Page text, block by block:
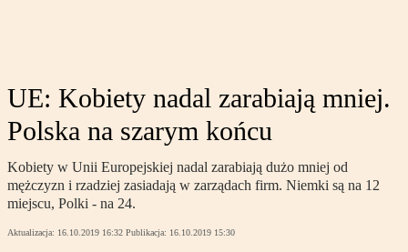
UE: Kobiety nadal zarabiają mniej.
Polska na szarym końcu
Kobiety w Unii Europejskiej nadal zarabiają dużo mniej od
mężczyzn i rzadziej zasiadają w zarządach firm. Niemki są na 12
miejscu, Polki - na 24.
Aktualizacja: 16.10.2019 16:32 Publikacja: 16.10.2019 15:30